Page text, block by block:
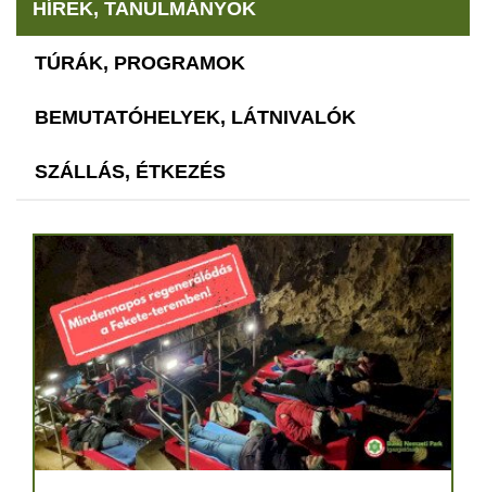
HÍREK, TANULMÁNYOK
TÚRÁK, PROGRAMOK
BEMUTATÓHELYEK, LÁTNIVALÓK
SZÁLLÁS, ÉTKEZÉS